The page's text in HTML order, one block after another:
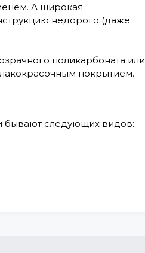
А широкая
недорого (даже
поликарбоната или
покрытием.
бывают следующих видов: